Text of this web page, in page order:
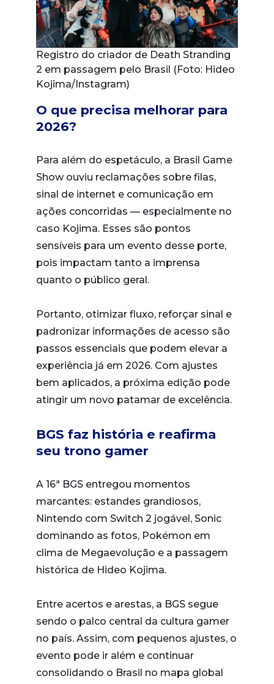
Registro do criador de Death Stranding
2 em passagem pelo Brasil (Foto: Hideo
Kojima/Instagram)
O que precisa melhorar para
2026?
Para além do espetáculo, a Brasil Game
Show ouviu reclamações sobre filas,
sinal de internet e comunicação em
ações concorridas — especialmente no
caso Kojima. Esses são pontos
sensíveis para um evento desse porte,
pois impactam tanto a imprensa
quanto o público geral.
Portanto, otimizar fluxo, reforçar sinal e
padronizar informações de acesso são
passos essenciais que podem elevar a
experiência já em 2026. Com ajustes
bem aplicados, a próxima edição pode
atingir um novo patamar de excelência.
BGS faz história e reafirma
seu trono gamer
A 16ª BGS entregou momentos
marcantes: estandes grandiosos,
Nintendo com Switch 2 jogável, Sonic
dominando as fotos, Pokémon em
clima de Megaevolução e a passagem
histórica de Hideo Kojima.
Entre acertos e arestas, a BGS segue
sendo o palco central da cultura gamer
no país. Assim, com pequenos ajustes, o
evento pode ir além e continuar
consolidando o Brasil no mapa global